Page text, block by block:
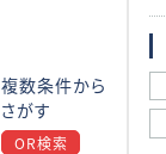
複数条件から
さがす
OR検索